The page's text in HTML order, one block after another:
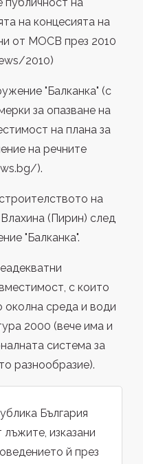
на концесията на
от МОСВ през 2010
2010)
"Балканка" (с
за опазване на
на плана за
на речните
).
на
(Пирин) след
"Балканка".
с които
околна среда и води
2000 (вече има и
система за
разнообразие).
България
изказани
й през